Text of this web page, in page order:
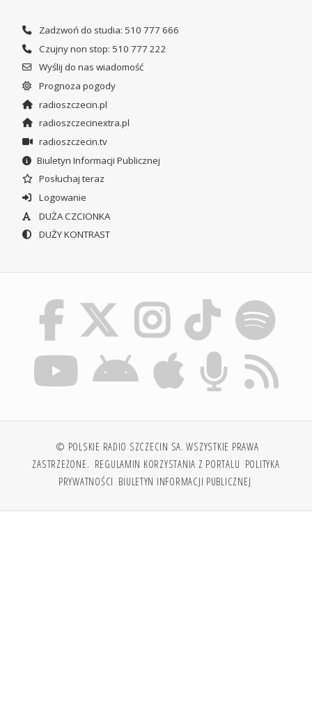
Zadzwoń do studia: 510 777 666
Czujny non stop: 510 777 222
Wyślij do nas wiadomość
Prognoza pogody
radioszczecin.pl
radioszczecinextra.pl
radioszczecin.tv
Biuletyn Informacji Publicznej
Posłuchaj teraz
Logowanie
DUŻA CZCIONKA
DUŻY KONTRAST
© POLSKIE RADIO SZCZECIN SA. WSZYSTKIE PRAWA
ZASTRZEŻONE. REGULAMIN KORZYSTANIA Z PORTALU POLITYKA
PRYWATNOŚCI BIULETYN INFORMACJI PUBLICZNEJ